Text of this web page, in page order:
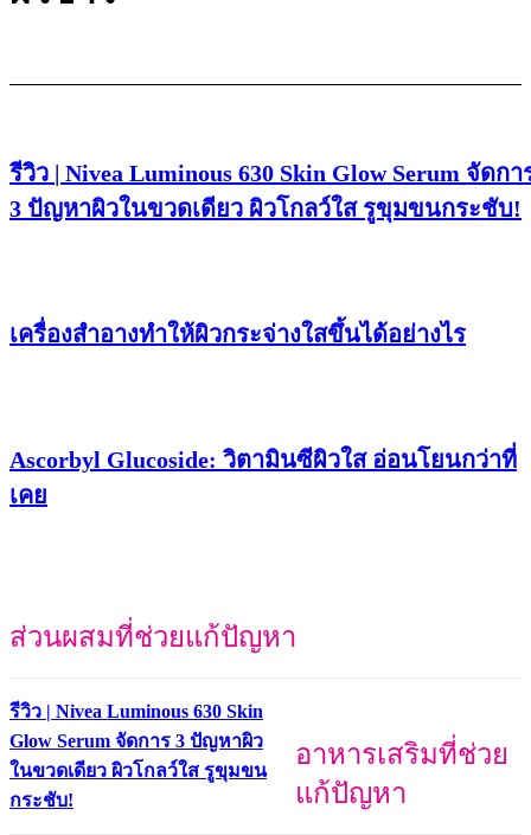
รีวิว | Nivea Luminous 630 Skin Glow Serum จัดกา
3 ปัญหาผิวในขวดเดียว ผิวโกลว์ใส รูขุมขนกระชับ!
เครื่องสำอางทำให้ผิวกระจ่างใสขึ้นได้อย่างไร
Ascorbyl Glucoside: วิตามินซีผิวใส อ่อนโยนกว่าที่
เคย
ส่วนผสมที่ช่วยแก้ปัญหา
รีวิว | Nivea Luminous 630 Skin
Glow Serum จัดการ 3 ปัญหาผิว
ในขวดเดียว ผิวโกลว์ใส รูขุมขน
กระชับ!
อาหารเสริมที่ช่วย
แก้ปัญหา